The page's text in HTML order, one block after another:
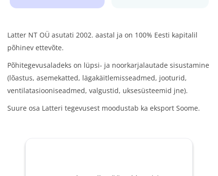
Latter NT OÜ asutati 2002. aastal ja on 100% Eesti kapitalil
põhinev ettevõte.
Põhitegevusaladeks on lüpsi- ja noorkarjalautade sisustamine
(lõastus, asemekatted, lägakäitlemisseadmed, jooturid,
ventilatasiooniseadmed, valgustid, uksesüsteemid jne).
Suure osa Latteri tegevusest moodustab ka eksport Soome.